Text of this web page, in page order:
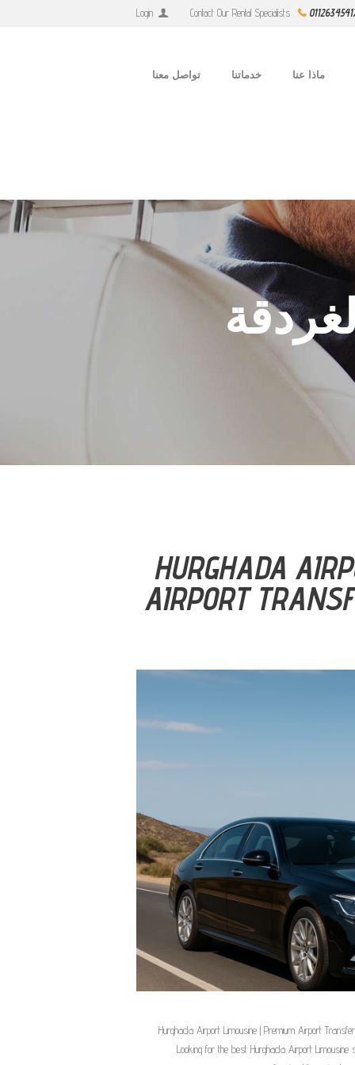
Login Contact Our Rental Specialists
ماذا عنا خدماتنا تواصل معنا
HURGHADA
AIRPORT
Hurghada Airport Limousine | Premium Airport
Looking for the best Hurghada Airport